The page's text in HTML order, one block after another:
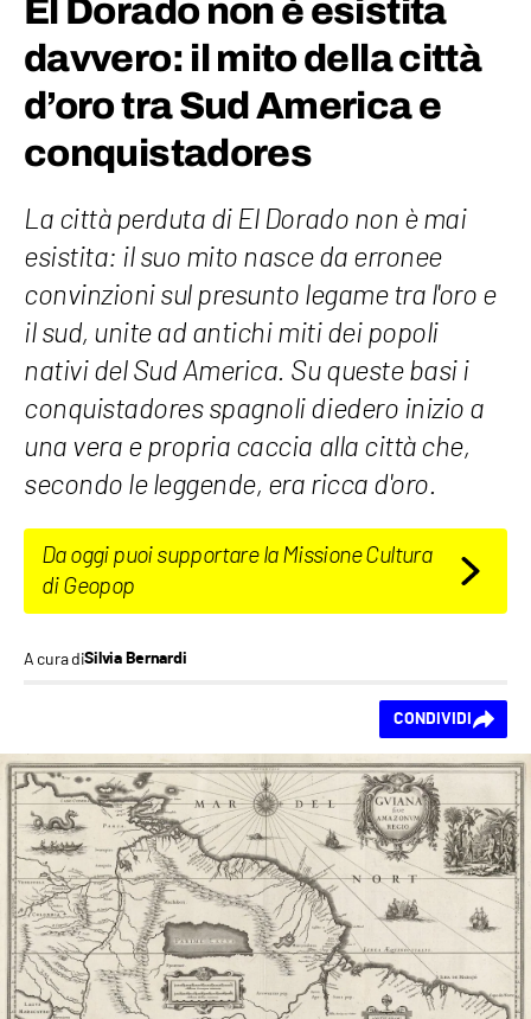
El Dorado non è esistita
davvero: il mito della città
d’oro tra Sud America e
conquistadores
La città perduta di El Dorado non è mai
esistita: il suo mito nasce da erronee
convinzioni sul presunto legame tra l'oro e
il sud, unite ad antichi miti dei popoli
nativi del Sud America. Su queste basi i
conquistadores spagnoli diedero inizio a
una vera e propria caccia alla città che,
secondo le leggende, era ricca d'oro.
Da oggi puoi supportare la Missione Cultura
di Geopop
A cura diSilvia Bernardi
CONDIVIDI